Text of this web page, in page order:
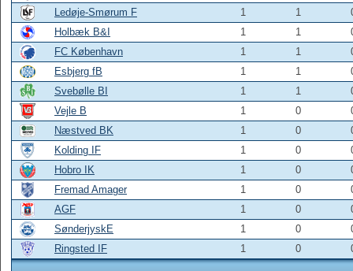
Ledøje-Smørum F
1 1
Holbæk B&I
1 1
FC København
1 1
Esbjerg fB
1 1
Svebølle BI
1 1
Vejle B
1 0
Næstved BK
1 0
Kolding IF
1 0
Hobro IK
1 0
Fremad Amager
1 0
AGF
1 0
SønderjyskE
1 0
Ringsted IF
1 0